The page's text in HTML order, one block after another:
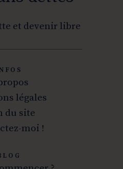
et devenir libre
légales
du site
moi !